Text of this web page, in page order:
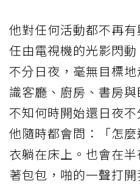
他對任何活動都不再
任由電視機的光影閃
不分日夜，毫無目標
識客廳、廚房、書房
不知何時開始還日夜
他隨時都會問：「怎
衣躺在床上。也會在
著包包，啪的一聲打